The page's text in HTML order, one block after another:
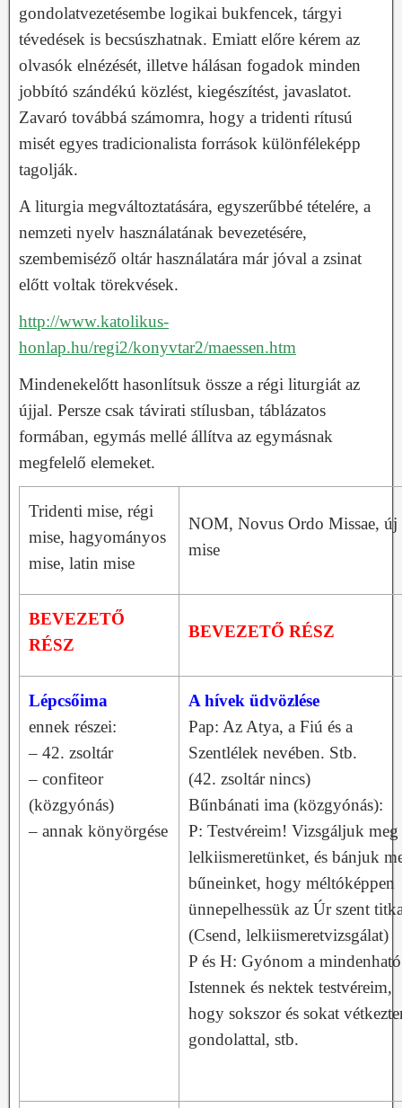
gondolatvezetésembe logikai bukfencek, tárgyi
tévedések is becsúszhatnak. Emiatt előre kérem az
olvasók elnézését, illetve hálásan fogadok minden
jobbító szándékú közlést, kiegészítést, javaslatot.
Zavaró továbbá számomra, hogy a tridenti rítusú
misét egyes tradicionalista források különféleképp
tagolják.
A liturgia megváltoztatására, egyszerűbbé tételére, a
nemzeti nyelv használatának bevezetésére,
szembemiséző oltár használatára már jóval a zsinat
előtt voltak törekvések.
http://www.katolikus-
honlap.hu/regi2/konyvtar2/maessen.htm
Mindenekelőtt hasonlítsuk össze a régi liturgiát az
újjal. Persze csak távirati stílusban, táblázatos
formában, egymás mellé állítva az egymásnak
megfelelő elemeket.
Tridenti mise, régi
mise, hagyományos
mise, latin mise
NOM, Novus Ordo Missae, új
mise
BEVEZETŐ
RÉSZ
BEVEZETŐ RÉSZ
Lépcsőima
ennek részei:
– 42. zsoltár
– confiteor
(közgyónás)
– annak könyörgése
A hívek üdvözlése
Pap: Az Atya, a Fiú és a
Szentlélek nevében. Stb.
(42. zsoltár nincs)
Bűnbánati ima (közgyónás):
P: Testvéreim! Vizsgáljuk meg
lelkiismeretünket, és bánjuk
bűneinket, hogy méltóképpen
ünnepelhessük az Úr szent
(Csend, lelkiismeretvizsgálat)
P és H: Gyónom a mindenható
Istennek és nektek testvéreim,
hogy sokszor és sokat
gondolattal, stb.